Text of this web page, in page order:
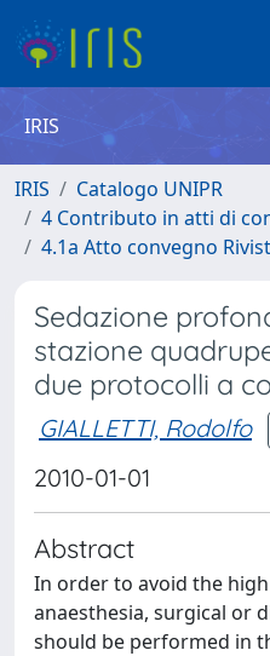
IRIS
IRIS
Catalogo UNIPR
4 Contributo in atti di
4.1a Atto convegno
Sedazione
stazione
due protocolli a
GIALLETTI, Rodolfo
2010-01-01
Abstract
In order to avoid the
anaesthesia, surgical or
should be performed in